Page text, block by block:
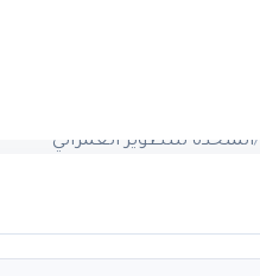
/المتحدة للتطوير العمراني